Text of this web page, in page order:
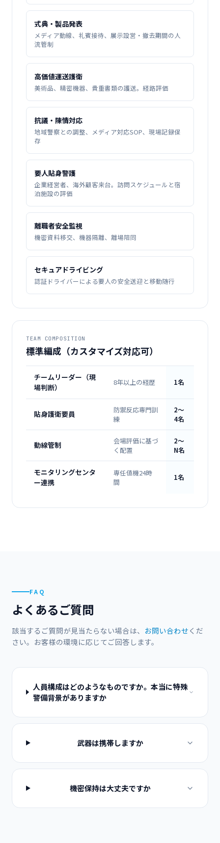
式典・製品発表
メディア動線、礼賓接待、展示設営・撤去期間の人
流管制
高価値運送護衛
美術品、精密機器、貴重書類の護送。経路評価
抗議・陳情対応
地域警察との調整、メディア対応SOP、現場記録保
存
要人貼身警護
企業経営者、海外顧客来台。訪問スケジュールと宿
泊施設の評価
離職者安全監視
機密資料移交、機器隔離、離場陪同
セキュアドライビング
認証ドライバーによる要人の安全送迎と移動随行
TEAM COMPOSITION
標準編成（カスタマイズ対応可）
チームリーダー（現
場判断）
8年以上の経歴 1名
貼身護衛要員
防禦反応専門訓
練
2〜
4名
動線管制
会場評価に基づ
く配置
2〜
N名
モニタリングセンタ
ー連携
専任値機24時
間
1名
FAQ
よくあるご質問
該当するご質問が見当たらない場合は、 お問い合わせくだ
さい。お客様の環境に応じてご回答します。
人員構成はどのようなものですか。本当に特殊
警備背景がありますか
武器は携帯しますか
機密保持は大丈夫ですか